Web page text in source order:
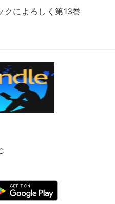
クによろしく第13巻